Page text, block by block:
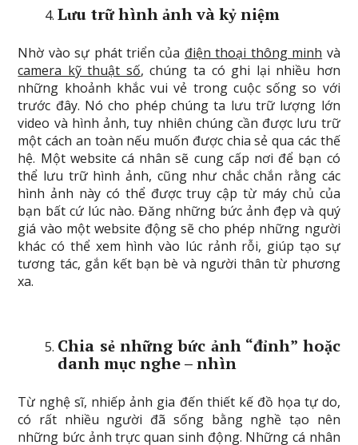
Lưu trữ hình ảnh và kỷ niệm
Nhờ vào sự phát triển của điện thoại thông minh và
camera kỹ thuật số, chúng ta có ghi lại nhiều hơn
những khoảnh khắc vui vẻ trong cuộc sống so với
trước đây. Nó cho phép chúng ta lưu trữ lượng lớn
video và hình ảnh, tuy nhiên chúng cần được lưu trữ
một cách an toàn nếu muốn được chia sẻ qua các thế
hệ. Một website cá nhân sẽ cung cấp nơi để bạn có
thể lưu trữ hình ảnh, cũng như chắc chắn rằng các
hình ảnh này có thể được truy cập từ máy chủ của
bạn bất cứ lúc nào. Đăng những bức ảnh đẹp và quý
giá vào một website động sẽ cho phép những người
khác có thể xem hình vào lúc rảnh rỗi, giúp tạo sự
tương tác, gắn kết bạn bè và người thân từ phương
xa.
Chia sẻ những bức ảnh “đỉnh” hoặc
danh mục nghe – nhìn
Từ nghệ sĩ, nhiếp ảnh gia đến thiết kế đồ họa tự do,
có rất nhiều người đã sống bằng nghề tạo nên
những bức ảnh trực quan sinh động. Những cá nhân